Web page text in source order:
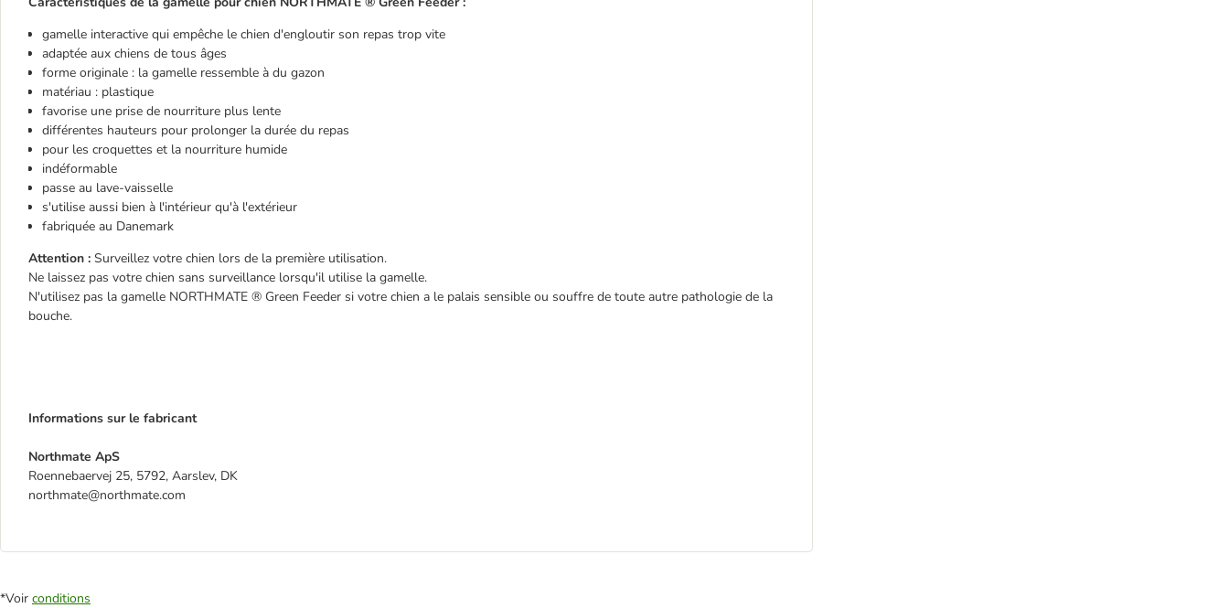
gamelle interactive qui empêche le chien d'engloutir son repas trop vite
adaptée aux chiens de tous âges
forme originale : la gamelle ressemble à du gazon
matériau : plastique
favorise une prise de nourriture plus lente
différentes hauteurs pour prolonger la durée du repas
pour les croquettes et la nourriture humide
indéformable
passe au lave-vaisselle
s'utilise aussi bien à l'intérieur qu'à l'extérieur
fabriquée au Danemark
Attention : Surveillez votre chien lors de la première utilisation.
Ne laissez pas votre chien sans surveillance lorsqu'il utilise la gamelle.
N'utilisez pas la gamelle NORTHMATE ® Green Feeder si votre chien a le palais sensible ou souffre de toute autre pathologie de la
bouche.
Informations sur le fabricant
Northmate ApS
Roennebaervej 25, 5792, Aarslev, DK
northmate@northmate.com
*Voir conditions